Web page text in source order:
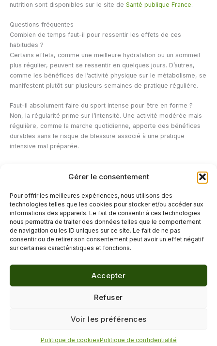
Gérer le consentement
Pour offrir les meilleures expériences, nous utilisons des
technologies telles que les cookies pour stocker et/ou accéder aux
informations des appareils. Le fait de consentir à ces technologies
nous permettra de traiter des données telles que le comportement
de navigation ou les ID uniques sur ce site. Le fait de ne pas
consentir ou de retirer son consentement peut avoir un effet négatif
sur certaines caractéristiques et fonctions.
Accepter
Refuser
Voir les préférences
Politique de cookiesPolitique de confidentialité
nutrition sont disponibles sur le site de Santé publique France.
Questions fréquentes
Combien de temps faut-il pour ressentir les effets de ces
habitudes ?
Certains effets, comme une meilleure hydratation ou un sommeil
plus régulier, peuvent se ressentir en quelques jours. D’autres,
comme les bénéfices de l’activité physique sur le métabolisme, se
manifestent plutôt sur plusieurs semaines de pratique régulière.
Faut-il absolument faire du sport intense pour être en forme ?
Non, la régularité prime sur l’intensité. Une activité modérée mais
régulière, comme la marche quotidienne, apporte des bénéfices
durables sans le risque de blessure associé à une pratique
intensive mal préparée.
Oui, le stress chronique maintient l’organisme dans un état d’alerte
ce qui peut se traduire par une fatigue persistante même en
l’absence d’effort physique particulier.
←Article précédent Article suivant→
Confidentialité·